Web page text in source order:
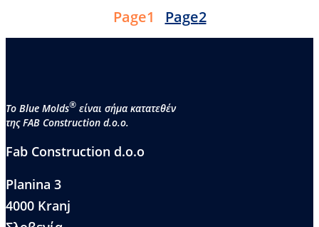
Page1 Page2
Το Blue Molds® είναι σήμα κατατεθέν
της FAB Construction d.o.o.
Fab Construction d.o.o
Planina 3
4000 Kranj